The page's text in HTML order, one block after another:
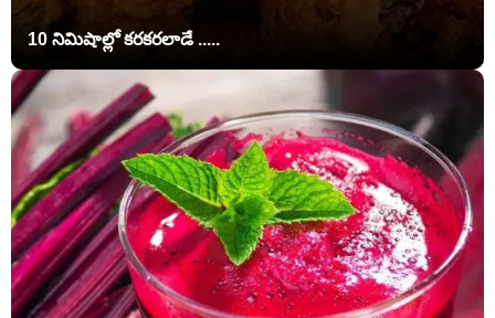
10 నిమిషాల్లో కరకరలాడే .....